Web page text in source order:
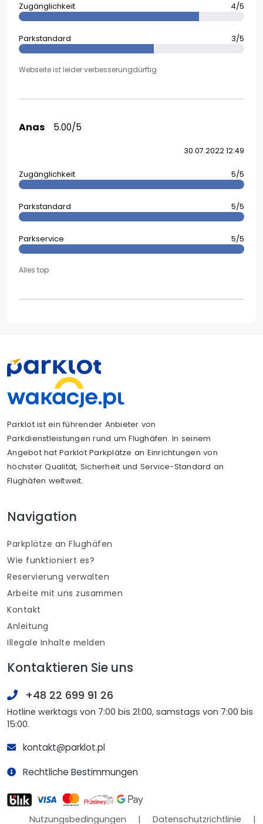
Zugänglichkeit 4/5
Parkstandard 3/5
Webseite ist leider verbesserungdürftig
Anas 5.00/5
30.07.2022 12:49
Zugänglichkeit 5/5
Parkstandard 5/5
Parkservice 5/5
Alles top
Parklot ist ein führender Anbieter von
Parkdienstleistungen rund um Flughäfen. In seinem
Angebot hat Parklot Parkplätze an Einrichtungen von
höchster Qualität, Sicherheit und Service-Standard an
Flughäfen weltweit.
Navigation
Parkplätze an Flughäfen
Wie funktioniert es?
Reservierung verwalten
Arbeite mit uns zusammen
Kontakt
Anleitung
Illegale Inhalte melden
Kontaktieren Sie uns
+48 22 699 91 26
Hotline werktags von 7:00 bis 21:00, samstags von 7:00 bis
15:00.
kontakt@parklot.pl
Rechtliche Bestimmungen
Nutzungsbedingungen | Datenschutzrichtlinie |